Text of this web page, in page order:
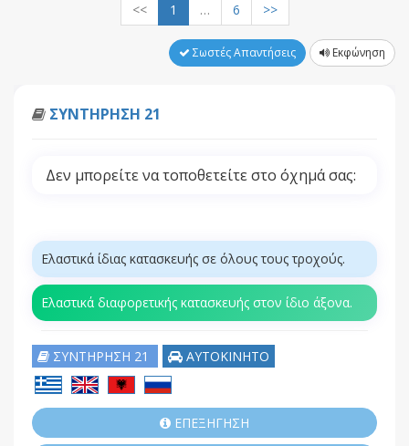
<< 1 … 6 >>
Σωστές Απαντήσεις Εκφώνηση
ΣΥΝΤΗΡΗΣΗ 21
Δεν μπορείτε να τοποθετείτε στο όχημά σας:
Ελαστικά ίδιας κατασκευής σε όλους τους τροχούς.
Ελαστικά διαφορετικής κατασκευής στον ίδιο άξονα.
ΣΥΝΤΗΡΗΣΗ 21 ΑΥΤΟΚΙΝΗΤΟ
ΕΠΕΞΗΓΗΣΗ